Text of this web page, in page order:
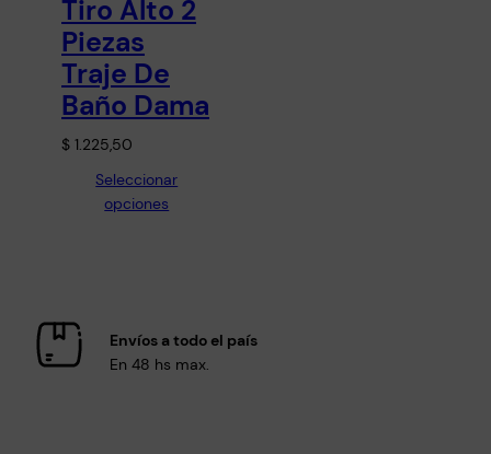
Tiro Alto 2
Piezas
Traje De
Baño Dama
$ 1.225,50
Seleccionar
opciones
Envíos a todo el país
En 48 hs max.